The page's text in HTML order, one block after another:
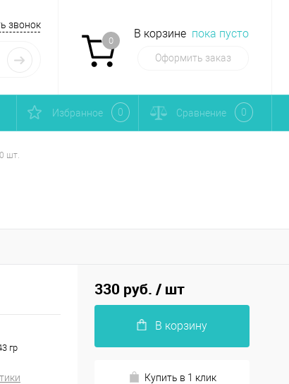
звонок
0
В корзине пока пусто
Оформить заказ
Избранное 0 Сравнение 0
шт.
гр
330 руб. / шт
В корзину
Купить в 1 клик